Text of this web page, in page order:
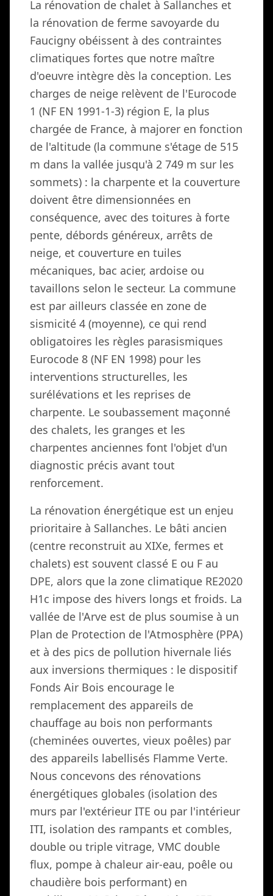
La rénovation de chalet à Sallanches et
la rénovation de ferme savoyarde du
Faucigny obéissent à des contraintes
climatiques fortes que notre maître
d'oeuvre intègre dès la conception. Les
charges de neige relèvent de l'Eurocode
1 (NF EN 1991-1-3) région E, la plus
chargée de France, à majorer en fonction
de l'altitude (la commune s'étage de 515
m dans la vallée jusqu'à 2 749 m sur les
sommets) : la charpente et la couverture
doivent être dimensionnées en
conséquence, avec des toitures à forte
pente, débords généreux, arrêts de
neige, et couverture en tuiles
mécaniques, bac acier, ardoise ou
tavaillons selon le secteur. La commune
est par ailleurs classée en zone de
sismicité 4 (moyenne), ce qui rend
obligatoires les règles parasismiques
Eurocode 8 (NF EN 1998) pour les
interventions structurelles, les
surélévations et les reprises de
charpente. Le soubassement maçonné
des chalets, les granges et les
charpentes anciennes font l'objet d'un
diagnostic précis avant tout
renforcement.
La rénovation énergétique est un enjeu
prioritaire à Sallanches. Le bâti ancien
(centre reconstruit au XIXe, fermes et
chalets) est souvent classé E ou F au
DPE, alors que la zone climatique RE2020
H1c impose des hivers longs et froids. La
vallée de l'Arve est de plus soumise à un
Plan de Protection de l'Atmosphère (PPA)
et à des pics de pollution hivernale liés
aux inversions thermiques : le dispositif
Fonds Air Bois encourage le
remplacement des appareils de
chauffage au bois non performants
(cheminées ouvertes, vieux poêles) par
des appareils labellisés Flamme Verte.
Nous concevons des rénovations
énergétiques globales (isolation des
murs par l'extérieur ITE ou par l'intérieur
ITI, isolation des rampants et combles,
double ou triple vitrage, VMC double
flux, pompe à chaleur air-eau, poêle ou
chaudière bois performant) en